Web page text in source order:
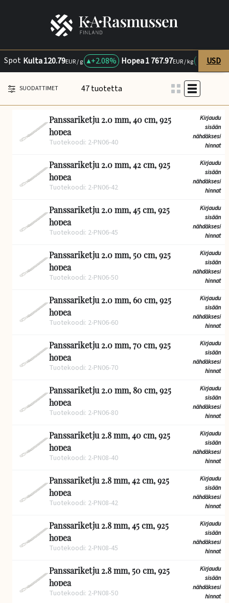
Spot Kulta120.79EUR / g +2.08% Hopea1 767.97EUR / kg 3%
USD
SUODATTIMET 47 tuotetta
Panssariketju 2.0 mm, 40 cm, 925
hopea
Tuotekoodi: 2-PN06-40
Kirjaudu
sisään
nähdäksesi
hinnat
Panssariketju 2.0 mm, 42 cm, 925
hopea
Tuotekoodi: 2-PN06-42
Kirjaudu
sisään
nähdäksesi
hinnat
Panssariketju 2.0 mm, 45 cm, 925
hopea
Tuotekoodi: 2-PN06-45
Kirjaudu
sisään
nähdäksesi
hinnat
Panssariketju 2.0 mm, 50 cm, 925
hopea
Tuotekoodi: 2-PN06-50
Kirjaudu
sisään
nähdäksesi
hinnat
Panssariketju 2.0 mm, 60 cm, 925
hopea
Tuotekoodi: 2-PN06-60
Kirjaudu
sisään
nähdäksesi
hinnat
Panssariketju 2.0 mm, 70 cm, 925
hopea
Tuotekoodi: 2-PN06-70
Kirjaudu
sisään
nähdäksesi
hinnat
Panssariketju 2.0 mm, 80 cm, 925
hopea
Tuotekoodi: 2-PN06-80
Kirjaudu
sisään
nähdäksesi
hinnat
Panssariketju 2.8 mm, 40 cm, 925
hopea
Tuotekoodi: 2-PN08-40
Kirjaudu
sisään
nähdäksesi
hinnat
Panssariketju 2.8 mm, 42 cm, 925
hopea
Tuotekoodi: 2-PN08-42
Kirjaudu
sisään
nähdäksesi
hinnat
Panssariketju 2.8 mm, 45 cm, 925
hopea
Tuotekoodi: 2-PN08-45
Kirjaudu
sisään
nähdäksesi
hinnat
Panssariketju 2.8 mm, 50 cm, 925
hopea
Tuotekoodi: 2-PN08-50
Kirjaudu
sisään
nähdäksesi
hinnat